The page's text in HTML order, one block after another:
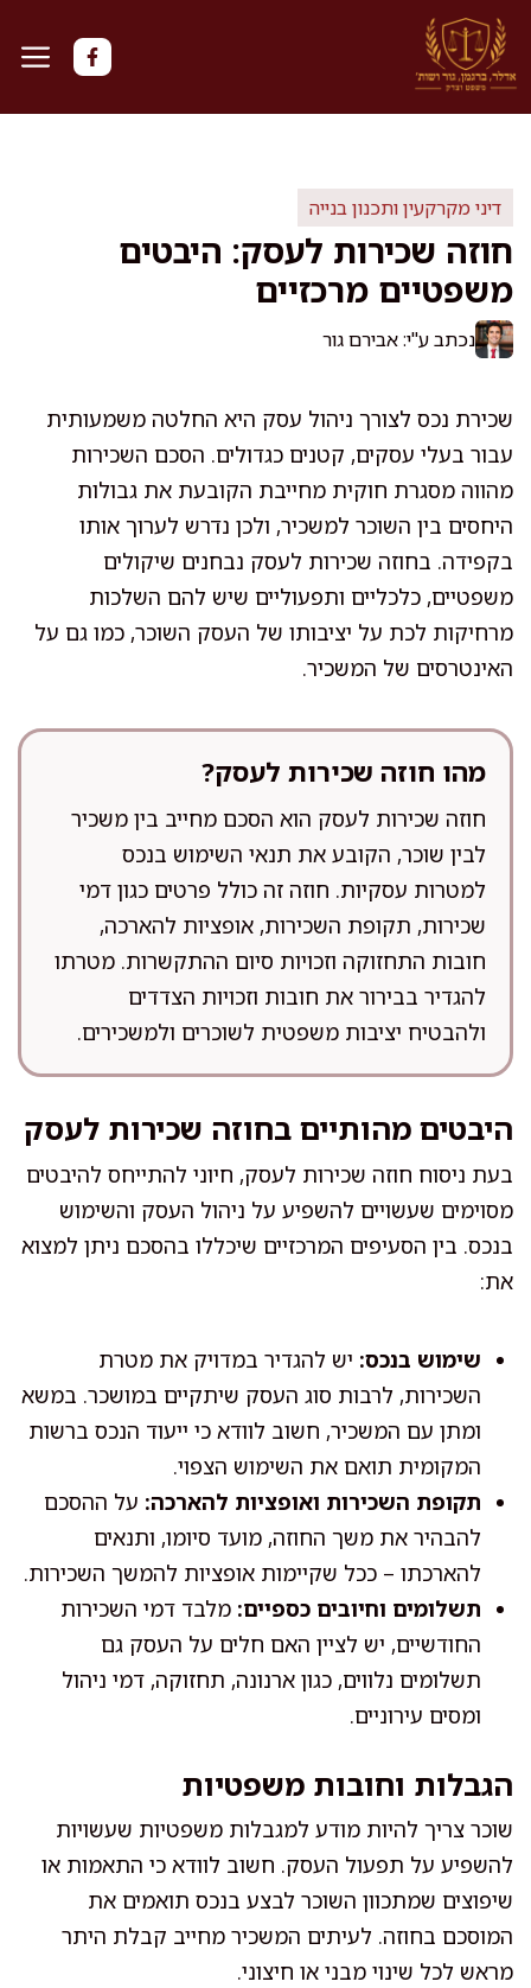
לדלג
לתוכן
דיני מקרקעין ותכנון בנייה
חוזה שכירות לעסק: היבטים
משפטיים מרכזיים
נכתב ע"י: אבירם גור
שכירת נכס לצורך ניהול עסק היא החלטה משמעותית
עבור בעלי עסקים, קטנים כגדולים. הסכם השכירות
מהווה מסגרת חוקית מחייבת הקובעת את גבולות
היחסים בין השוכר למשכיר, ולכן נדרש לערוך אותו
בקפידה. בחוזה שכירות לעסק נבחנים שיקולים
משפטיים, כלכליים ותפעוליים שיש להם השלכות
מרחיקות לכת על יציבותו של העסק השוכר, כמו גם על
האינטרסים של המשכיר.
מהו חוזה שכירות לעסק?
חוזה שכירות לעסק הוא הסכם מחייב בין משכיר
לבין שוכר, הקובע את תנאי השימוש בנכס
למטרות עסקיות. חוזה זה כולל פרטים כגון דמי
שכירות, תקופת השכירות, אופציות להארכה,
חובות התחזוקה וזכויות סיום ההתקשרות. מטרתו
להגדיר בבירור את חובות וזכויות הצדדים
ולהבטיח יציבות משפטית לשוכרים ולמשכירים.
היבטים מהותיים בחוזה שכירות לעסק
בעת ניסוח חוזה שכירות לעסק, חיוני להתייחס להיבטים
מסוימים שעשויים להשפיע על ניהול העסק והשימוש
בנכס. בין הסעיפים המרכזיים שיכללו בהסכם ניתן למצוא
את:
שימוש בנכס: יש להגדיר במדויק את מטרת
השכירות, לרבות סוג העסק שיתקיים במושכר. במשא
ומתן עם המשכיר, חשוב לוודא כי ייעוד הנכס ברשות
המקומית תואם את השימוש הצפוי.
תקופת השכירות ואופציות להארכה: על ההסכם
להבהיר את משך החוזה, מועד סיומו, ותנאים
להארכתו – ככל שקיימות אופציות להמשך השכירות.
תשלומים וחיובים כספיים: מלבד דמי השכירות
החודשיים, יש לציין האם חלים על העסק גם
תשלומים נלווים, כגון ארנונה, תחזוקה, דמי ניהול
ומסים עירוניים.
הגבלות וחובות משפטיות
שוכר צריך להיות מודע למגבלות משפטיות שעשויות
להשפיע על תפעול העסק. חשוב לוודא כי התאמות או
שיפוצים שמתכוון השוכר לבצע בנכס תואמים את
המוסכם בחוזה. לעיתים המשכיר מחייב קבלת היתר
מראש לכל שינוי מבני או חיצוני.